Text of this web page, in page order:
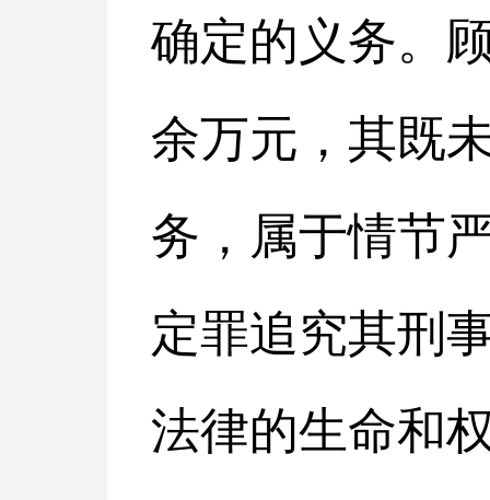
确定的义务。
余万元，其既
务，属于情节
定罪追究其刑
法律的生命和